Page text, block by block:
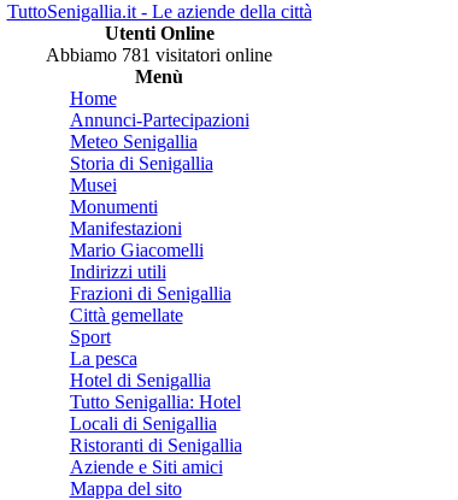
TuttoSenigallia.it - Le aziende della città
Utenti Online
Abbiamo 781 visitatori online
Menù
Home
Annunci-Partecipazioni
Meteo Senigallia
Storia di Senigallia
Musei
Monumenti
Manifestazioni
Mario Giacomelli
Indirizzi utili
Frazioni di Senigallia
Città gemellate
Sport
La pesca
Hotel di Senigallia
Tutto Senigallia: Hotel
Locali di Senigallia
Ristoranti di Senigallia
Aziende e Siti amici
Mappa del sito